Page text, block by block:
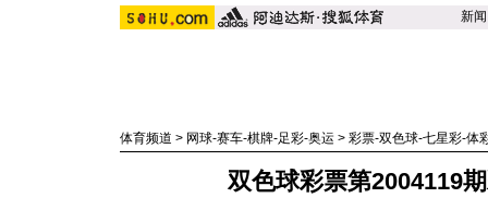
新闻
体育频道 > 网球-赛车-棋牌-足彩-奥运 > 彩票-双色球-七星彩-体
双色球彩票第2004119